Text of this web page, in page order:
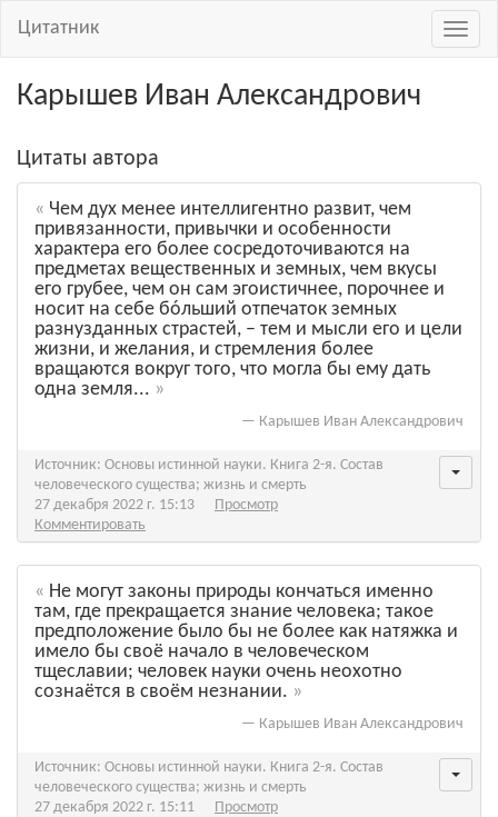
Цитатник
Карышев Иван Александрович
Цитаты автора
Чем дух менее интеллигентно развит, чем
привязанности, привычки и особенности
характера его более сосредоточиваются на
предметах вещественных и земных, чем вкусы
его грубее, чем он сам эгоистичнее, порочнее и
носит на себе бóльший отпечаток земных
разнузданных страстей, – тем и мысли его и цели
жизни, и желания, и стремления более
вращаются вокруг того, что могла бы ему дать
одна земля...
— Карышев Иван Александрович
Источник: Основы истинной науки. Книга 2-я. Состав
человеческого существа; жизнь и смерть
27 декабря 2022 г. 15:13
Просмотр
Комментировать
Не могут законы природы кончаться именно
там, где прекращается знание человека; такое
предположение было бы не более как натяжка и
имело бы своё начало в человеческом
тщеславии; человек науки очень неохотно
сознаётся в своём незнании.
— Карышев Иван Александрович
Источник: Основы истинной науки. Книга 2-я. Состав
человеческого существа; жизнь и смерть
27 декабря 2022 г. 15:11
Просмотр